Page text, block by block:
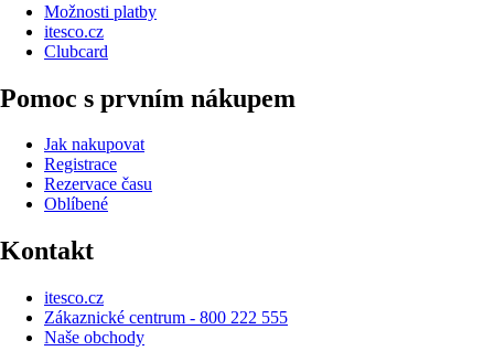
Možnosti platby
itesco.cz
Clubcard
Pomoc s prvním nákupem
Jak nakupovat
Registrace
Rezervace času
Oblíbené
Kontakt
itesco.cz
Zákaznické centrum - 800 222 555
Naše obchody